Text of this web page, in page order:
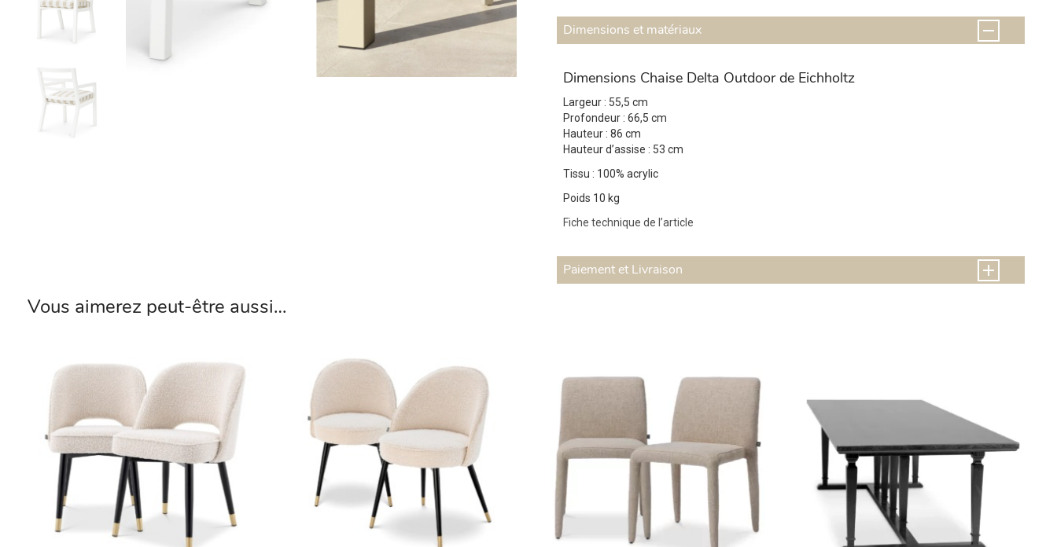
Dimensions et matériaux
Dimensions Chaise Delta Outdoor de Eichholtz
Largeur : 55,5 cm
Profondeur : 66,5 cm
Hauteur : 86 cm
Hauteur d’assise : 53 cm
Tissu : 100% acrylic
Poids 10 kg
Fiche technique de l’article
Paiement et Livraison
Vous aimerez peut-être aussi…